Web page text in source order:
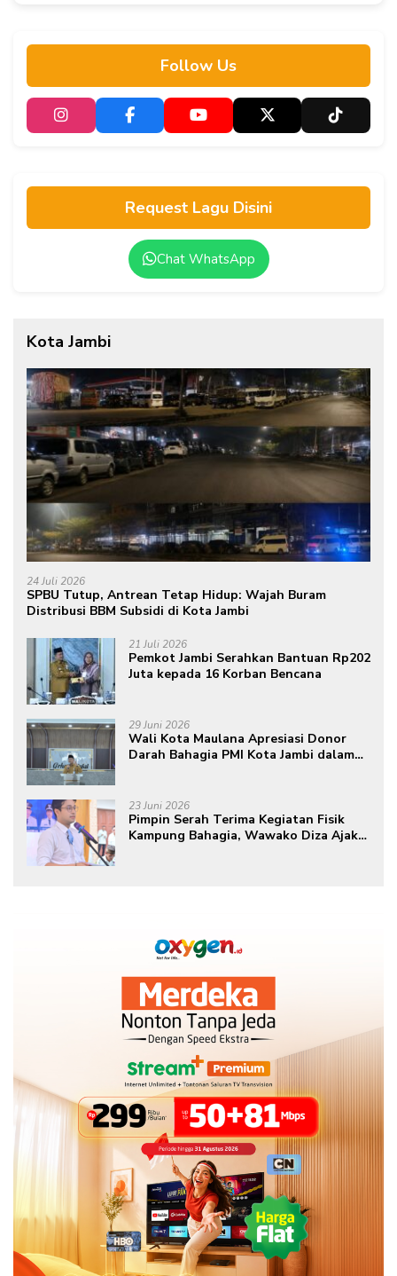
Follow Us
Request Lagu Disini
Chat WhatsApp
Kota Jambi
24 Juli 2026
SPBU Tutup, Antrean Tetap Hidup: Wajah Buram
Distribusi BBM Subsidi di Kota Jambi
21 Juli 2026
Pemkot Jambi Serahkan Bantuan Rp202
Juta kepada 16 Korban Bencana
29 Juni 2026
Wali Kota Maulana Apresiasi Donor
Darah Bahagia PMI Kota Jambi dalam
23 Juni 2026
Pimpin Serah Terima Kegiatan Fisik
Kampung Bahagia, Wawako Diza Ajak